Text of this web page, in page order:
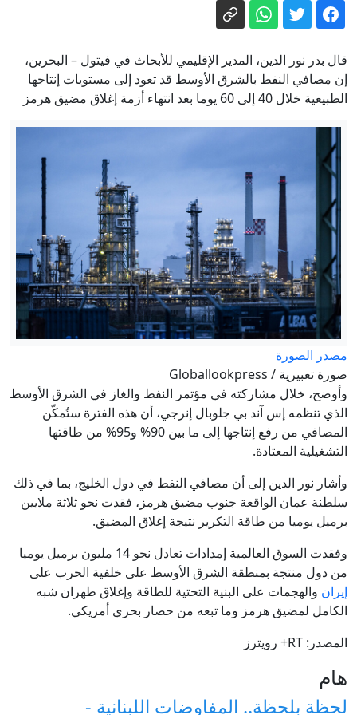
للسيطرة على حريق ضخم شب في جاكرتا
(فيديو)
ترامب يهاجم قرار وقف قاعة البيت
الأبيض: "عار وطني"
البنتاغون يعفي قائد الفيلق الخامس
المسؤول عن تنسيق الدعم لأوكرانيا من
الحوثية على السعودية ويستنكر الرحلات
الجوية غير المصرح بها لليمن
مجلس الدفاع اليمني يعلن الانعقاد الدائم
ويقر تدابير لرفع الجاهزية والرد على
الحوثيين
إلغاء تصريح الوصول إلى المعلومات
السرية لوزير أمريكي سابق بسبب"
تسريبات الطائرة المهداة لترامب من قطر"
قال بدر نور الدين، المدير الإقليمي للأبحاث في فيتول – البحرين،
إن مصافي النفط بالشرق الأوسط قد تعود إلى مستويات إنتاجها
الطبيعية خلال 40 إلى 60 يوما بعد انتهاء أزمة إغلاق مضيق هرمز
مصدر الصورة
صورة تعبيرية / Globallookpress
وأوضح، خلال مشاركته في مؤتمر النفط والغاز في الشرق الأوسط
الذي تنظمه إس آند بي جلوبال إنرجي، أن هذه الفترة ستُمكّن
المصافي من رفع إنتاجها إلى ما بين 90% و95% من طاقتها
التشغيلية المعتادة.
وأشار نور الدين إلى أن مصافي النفط في دول الخليج، بما في ذلك
سلطنة عمان الواقعة جنوب مضيق هرمز، فقدت نحو ثلاثة ملايين
برميل يوميا من طاقة التكرير نتيجة إغلاق المضيق.
وفقدت السوق العالمية إمدادات تعادل ⁠نحو 14 مليون برميل يوميا
من دول منتجة بمنطقة الشرق الأوسط على خلفية الحرب ⁠على
إيران والهجمات على البنية التحتية للطاقة وإغلاق طهران شبه
⁠الكامل لمضيق هرمز وما تبعه من حصار بحري أمريكي.
المصدر: RT+ رويترز
هام
لحظة بلحظة.. المفاوضات اللبنانية -